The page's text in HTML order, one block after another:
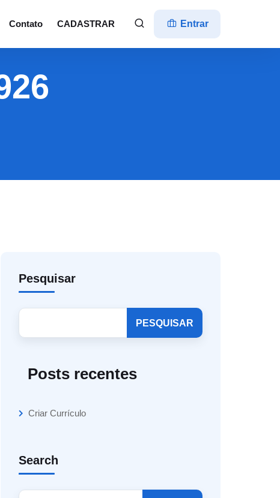
Entrar
Contato CADASTRAR
Pesquisar
PESQUISAR
Posts recentes
Criar Currículo
Search